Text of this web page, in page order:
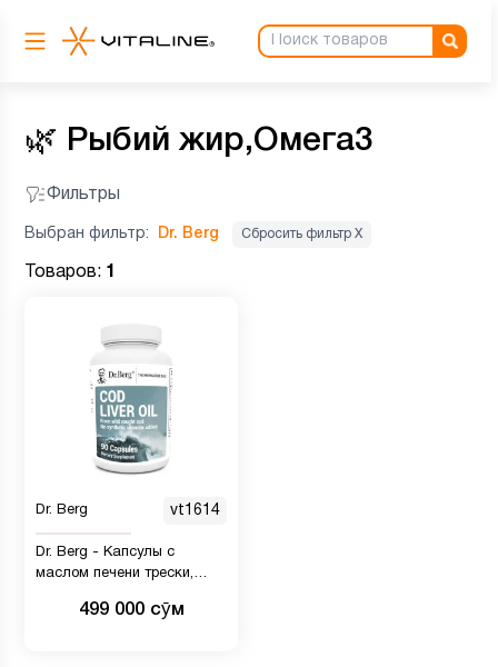
🌿 Рыбий жир,Омега3
Фильтры
Выбран фильтр: Dr. Berg Сбросить фильтр Х
Товаров: 1
Dr. Berg vt1614
Dr. Berg - Капсулы с
маслом печени трески,
омега-3 — 90 капсул
499 000 сӯм